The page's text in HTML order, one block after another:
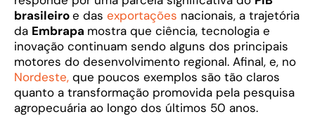
brasileiroe das exportações nacionais, a trajetória
da Embrapa mostra que ciência, tecnologia e
inovação continuam sendo alguns dos principais
motores do desenvolvimento regional. Afinal, e, no
Nordeste, que poucos exemplos são tão claros
quanto a transformação promovida pela pesquisa
agropecuária ao longo dos últimos 50 anos.